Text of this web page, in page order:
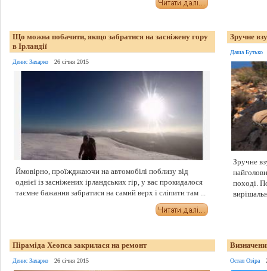
Що можна побачити, якщо забратися на засніжену гору
в Ірландії
Денис Захарко 26 січня 2015
Ймовірно, проїжджаючи на автомобілі поблизу від
однієї із засніжених ірландських гір, у вас прокидалося
таємне бажання забратися на самий верх і сліпити там ...
Зручне
Даша Бутько
Зручне
поході.
Піраміда Хеопса закрилася на ремонт
Денис Захарко 26 січня 2015 Остап Озіра